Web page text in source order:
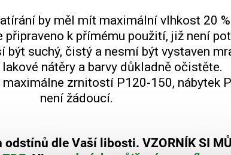
by měl mít maximální vlhkost 20 %
k přímému použití, již není
být suchý, čistý a nesmí být vystaven
lakové nátěry a barvy důkladně očistěte.
maximálne zrnitostí P120-150, nábytek
není žádoucí.
dle Vaší libosti. VZORNÍK SI